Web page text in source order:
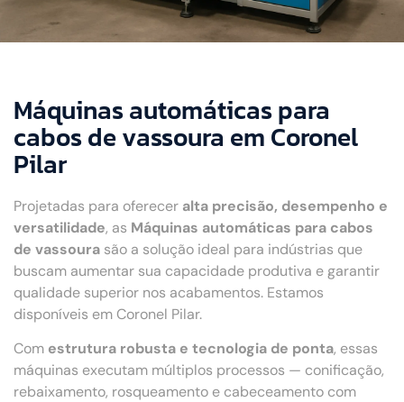
Máquinas automáticas para
cabos de vassoura em Coronel
Pilar
Projetadas para oferecer alta precisão, desempenho e
versatilidade, as Máquinas automáticas para cabos
de vassoura são a solução ideal para indústrias que
buscam aumentar sua capacidade produtiva e garantir
qualidade superior nos acabamentos. Estamos
disponíveis em Coronel Pilar.
Com estrutura robusta e tecnologia de ponta, essas
máquinas executam múltiplos processos — conificação,
rebaixamento, rosqueamento e cabeceamento com